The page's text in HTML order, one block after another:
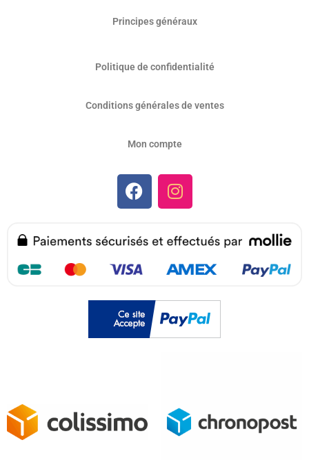
Principes généraux
Politique de confidentialité
Conditions générales de ventes
Mon compte